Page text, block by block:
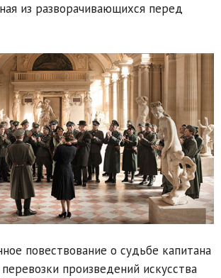
из разворачивающихся перед
повествование о судьбе капитана
произведений искусства